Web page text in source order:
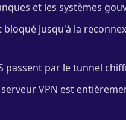
et les systèmes
jusqu'à la
passent par le tunnel
VPN est